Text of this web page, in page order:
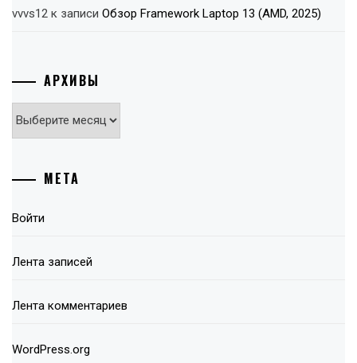
vvvs12 к записи Обзор Framework Laptop 13 (AMD, 2025)
АРХИВЫ
Архивы
МЕТА
Войти
Лента записей
Лента комментариев
WordPress.org